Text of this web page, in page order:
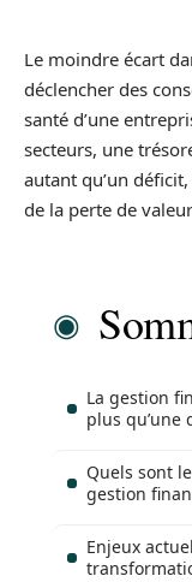
Le moindre écart
déclencher des
santé d’une
secteurs, une
autant qu’un
de la perte de
La gestion
plus qu’une
Quels sont
gestion
Enjeux